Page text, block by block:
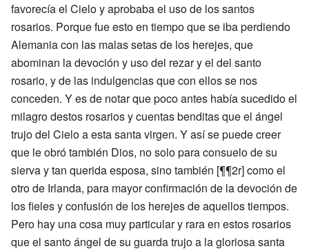
favorecía el Cielo y aprobaba el uso de los santos
rosarios. Porque fue esto en tiempo que se iba perdiendo
Alemania con las malas setas de los herejes, que
abominan la devoción y uso del rezar y el del santo
rosario, y de las indulgencias que con ellos se nos
conceden. Y es de notar que poco antes había sucedido el
milagro destos rosarios y cuentas benditas que el ángel
trujo del Cielo a esta santa virgen. Y así se puede creer
que le obró también Dios, no solo para consuelo de su
sierva y tan querida esposa, sino también [¶¶2r] como el
otro de Irlanda, para mayor confirmación de la devoción de
los fieles y confusión de los herejes de aquellos tiempos.
Pero hay una cosa muy particular y rara en estos rosarios
que el santo ángel de su guarda trujo a la gloriosa santa